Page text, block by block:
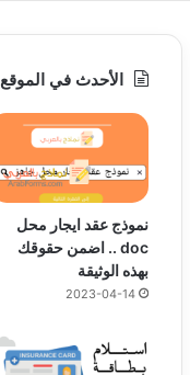
الأحدث في الموقع
نموذج عقد ايجار محل
doc .. اضمن حقوقك
بهذه الوثيقة
2023-04-14